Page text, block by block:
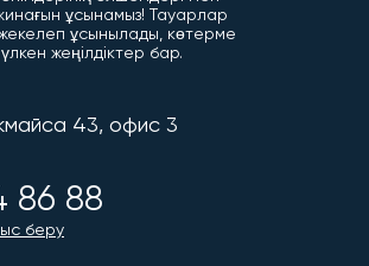
ұсынамыз! Тауарлар
ұсынылады, көтерме
жеңілдіктер бар.
43, офис 3
86 88
беру